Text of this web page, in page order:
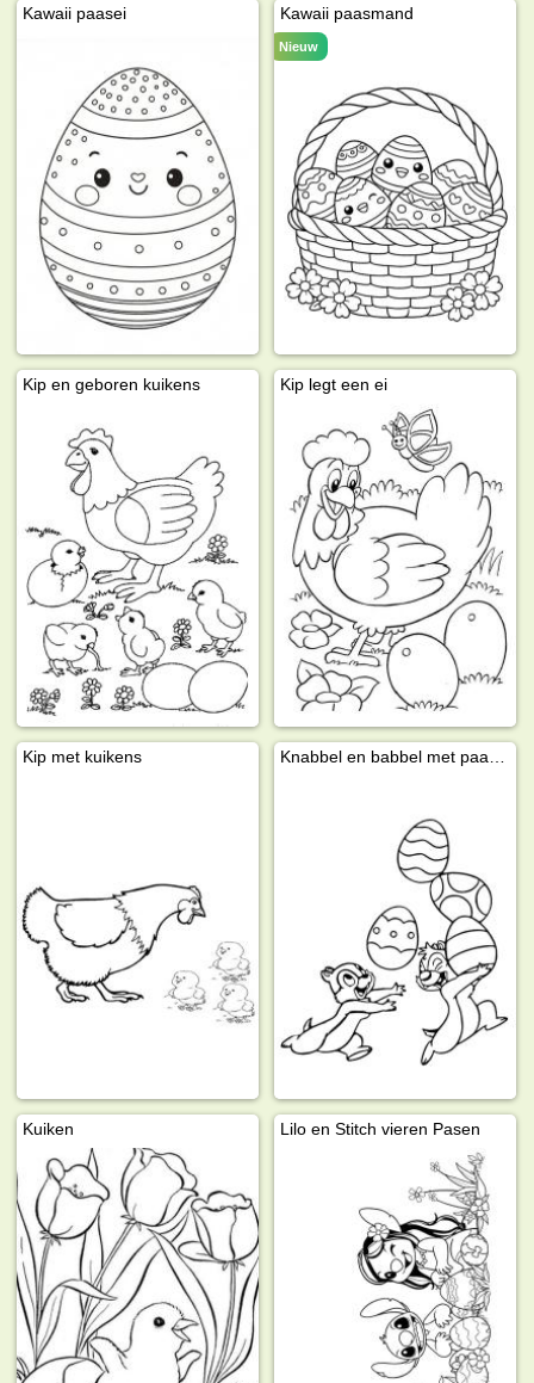
Kawaii paasei Kawaii paasmand
Nieuw
Kip en geboren kuikens Kip legt een ei
Kip met kuikens
Kuiken Lilo en Stitch vieren Pasen